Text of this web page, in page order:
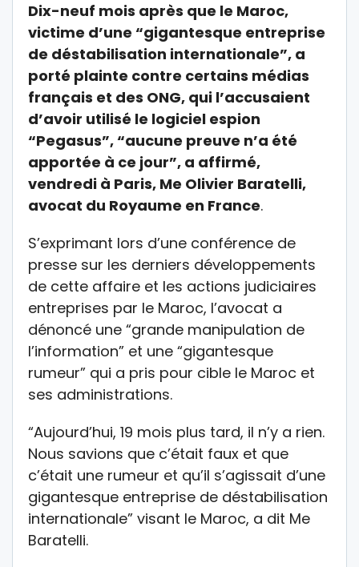
Dix-neuf mois après que le Maroc,
victime d’une “gigantesque entreprise
de déstabilisation internationale”, a
porté plainte contre certains médias
français et des ONG, qui l’accusaient
d’avoir utilisé le logiciel espion
“Pegasus”, “aucune preuve n’a été
apportée à ce jour”, a affirmé,
vendredi à Paris, Me Olivier Baratelli,
avocat du Royaume en France.
S’exprimant lors d’une conférence de
presse sur les derniers développements
de cette affaire et les actions judiciaires
entreprises par le Maroc, l’avocat a
dénoncé une “grande manipulation de
l’information” et une “gigantesque
rumeur” qui a pris pour cible le Maroc et
ses administrations.
“Aujourd’hui, 19 mois plus tard, il n’y a rien.
Nous savions que c’était faux et que
c’était une rumeur et qu’il s’agissait d’une
gigantesque entreprise de déstabilisation
internationale” visant le Maroc, a dit Me
Baratelli.